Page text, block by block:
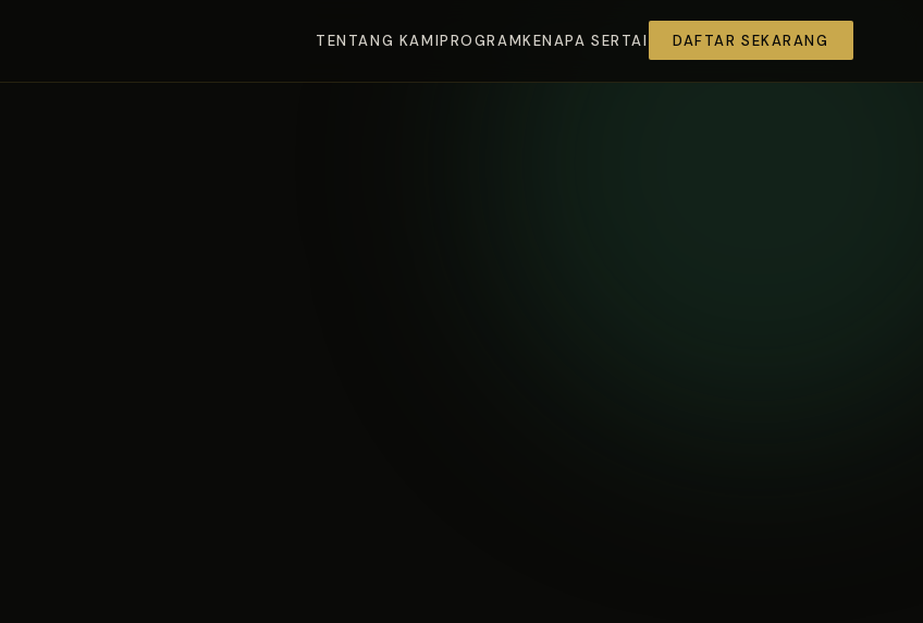
TENTANG KAMIPROGRAMKENAPA SERTAI DAFTAR SEKARANG